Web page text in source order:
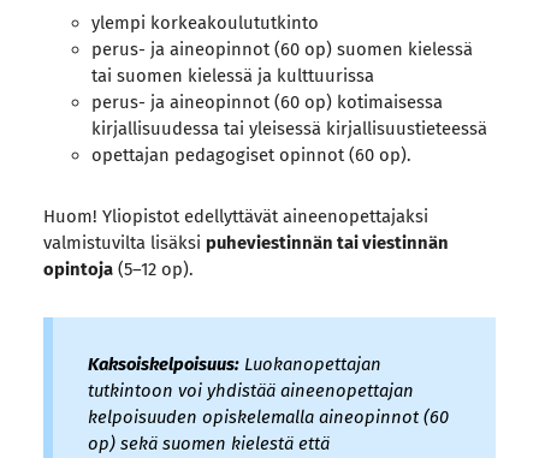
ylempi korkeakoulututkinto
perus- ja aineopinnot (60 op) suomen kielessä
tai suomen kielessä ja kulttuurissa
perus- ja aineopinnot (60 op) kotimaisessa
kirjallisuudessa tai yleisessä kirjallisuustieteessä
opettajan pedagogiset opinnot (60 op).
Huom! Yliopistot edellyttävät aineenopettajaksi
valmistuvilta lisäksi puheviestinnän tai viestinnän
opintoja(5–12 op).
Kaksoiskelpoisuus:Luokanopettajan
tutkintoon voi yhdistää aineenopettajan
kelpoisuuden opiskelemalla aineopinnot (60
op) sekä suomen kielestä että